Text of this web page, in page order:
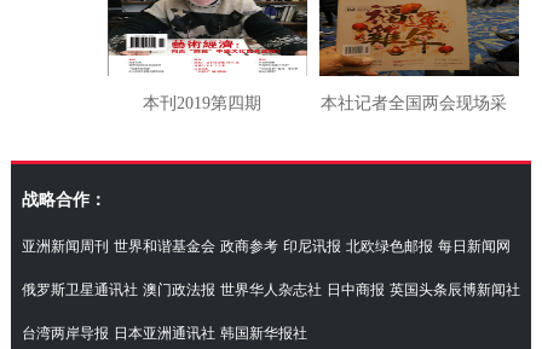
本刊2019第四期 本社记者全国两会现场采
访湖南代表团
战略合作：
亚洲新闻周刊 世界和谐基金会 政商参考 印尼讯报 北欧绿色邮报 每日新闻网
俄罗斯卫星通讯社 澳门政法报 世界华人杂志社 日中商报 英国头条辰博新闻社
台湾两岸导报 日本亚洲通讯社 韩国新华报社